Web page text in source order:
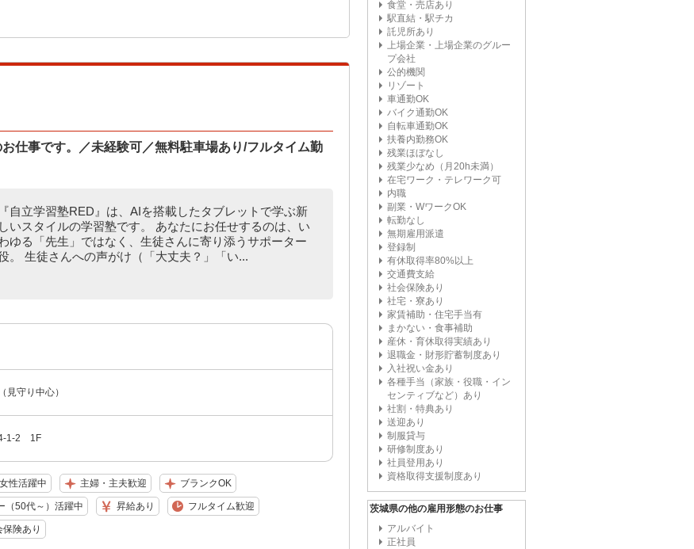
仕事です。／未経験可／無料駐車場あり/フルタイム勤
『自立学習塾RED』は、AIを搭載したタブレットで学ぶ新
しいスタイルの学習塾です。 あなたにお任せするのは、い
ゆる「先生」ではなく、生徒さんに寄り添うサポーター
。 生徒さんへの声がけ（「大丈夫？」「い...
見守り中心）
4-1-2 1F
女性活躍中 主婦・主夫歓迎 ブランクOK
（50代～）活躍中 昇給あり フルタイム歓迎
保険あり
食堂・売店あり
駅直結・駅チカ
託児所あり
上場企業・上場企業のグルー
プ会社
公的機関
リゾート
車通勤OK
バイク通勤OK
自転車通勤OK
扶養内勤務OK
残業ほぼなし
残業少なめ（月20h未満）
在宅ワーク・テレワーク可
内職
副業・WワークOK
転勤なし
無期雇用派遣
登録制
有休取得率80%以上
交通費支給
社会保険あり
社宅・寮あり
家賃補助・住宅手当有
まかない・食事補助
産休・育休取得実績あり
退職金・財形貯蓄制度あり
入社祝い金あり
各種手当（家族・役職・イン
センティブなど）あり
社割・特典あり
送迎あり
制服貸与
研修制度あり
社員登用あり
資格取得支援制度あり
茨城県の他の雇用形態のお仕事
アルバイト
正社員